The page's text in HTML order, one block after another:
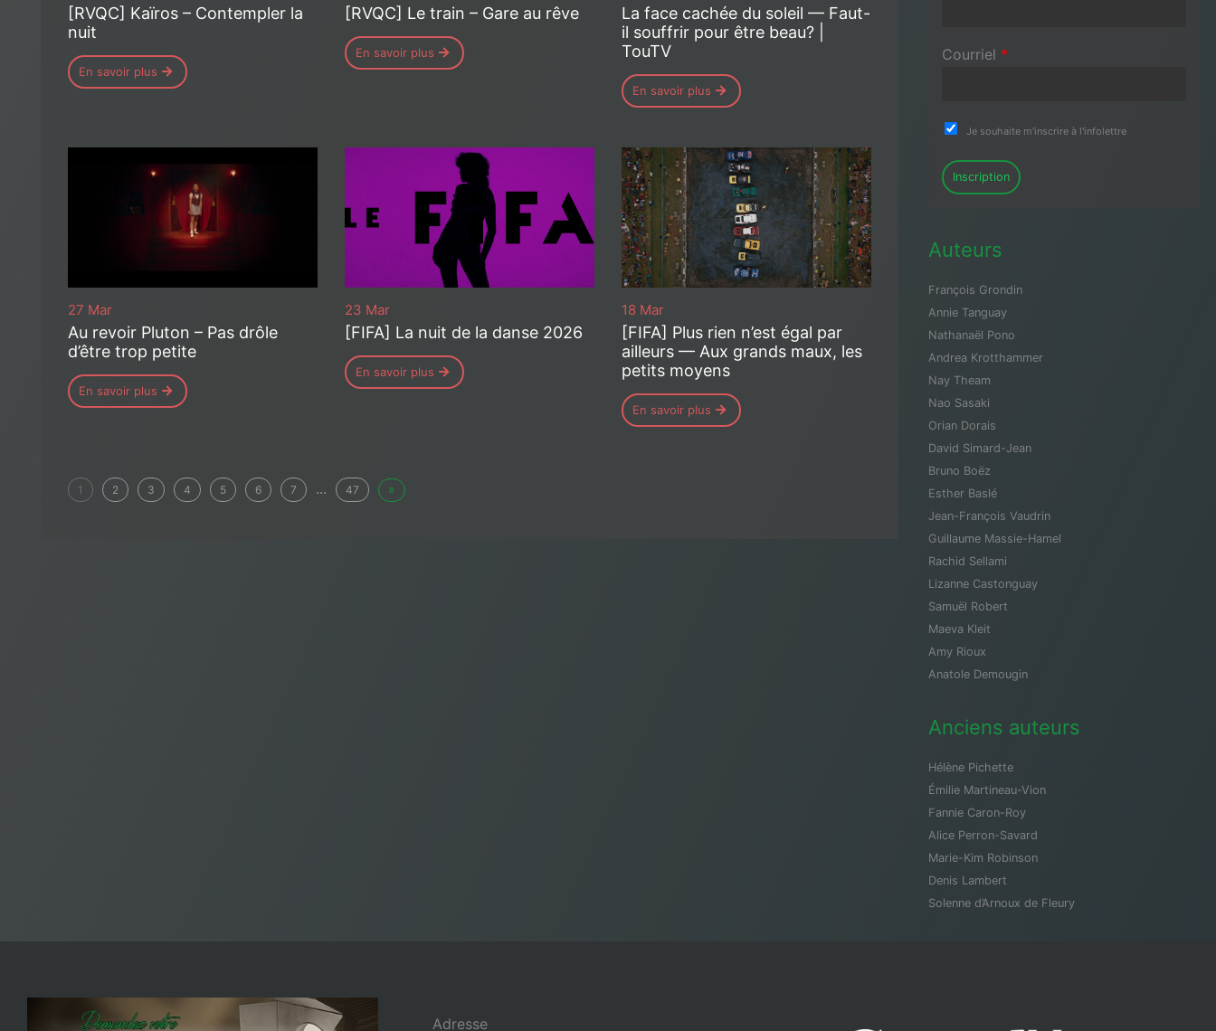
[RVQC] Kaïros – Contempler la
nuit
En savoir plus
[RVQC] Le train – Gare au rêve
En savoir plus
La face cachée du soleil — Faut-
il souffrir pour être beau? |
TouTV
En savoir plus
27 Mar
Au revoir Pluton – Pas drôle
d’être trop petite
En savoir plus
23 Mar
[FIFA] La nuit de la danse 2026
En savoir plus
18 Mar
[FIFA] Plus rien n’est égal par
ailleurs — Aux grands maux, les
petits moyens
En savoir plus
1 2 3 4 5 6 7 ... 47 »
Courriel *
Je souhaite m'inscrire à l'infolettre
Inscription
Auteurs
François Grondin
Annie Tanguay
Nathanaël Pono
Andrea Krotthammer
Nay Theam
Nao Sasaki
Orian Dorais
David Simard-Jean
Bruno Boëz
Esther Baslé
Jean-François Vaudrin
Guillaume Massie-Hamel
Rachid Sellami
Lizanne Castonguay
Samuël Robert
Maeva Kleit
Amy Rioux
Anatole Demougin
Anciens auteurs
Hélène Pichette
Émilie Martineau-Vion
Fannie Caron-Roy
Alice Perron-Savard
Marie-Kim Robinson
Denis Lambert
Solenne d’Arnoux de Fleury
Adresse